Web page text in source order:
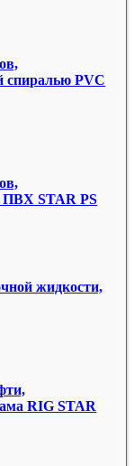
спиралью PVC
ПВХ STAR PS
жидкости,
RIG STAR